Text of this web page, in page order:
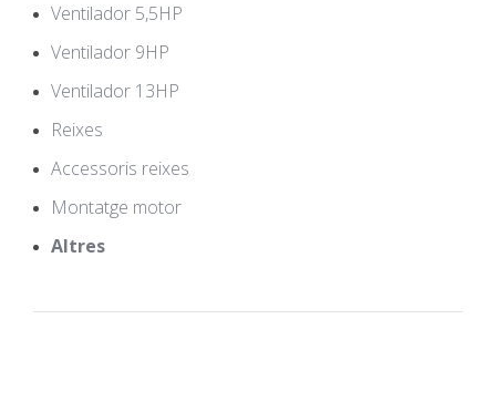
Ventilador 5,5HP
Ventilador 9HP
Ventilador 13HP
Reixes
Accessoris reixes
Montatge motor
Altres